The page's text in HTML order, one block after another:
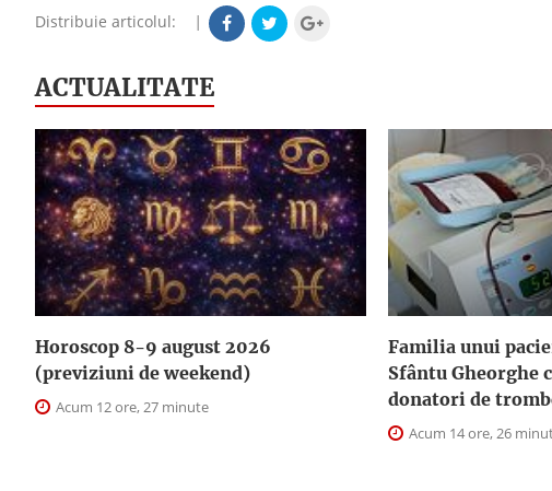
Distribuie articolul: |
ACTUALITATE
Horoscop 8-9 august 2026
(previziuni de weekend)
Acum 12 ore, 27 minute
Familia unui
Sfântu Gheorghe
donatori de
Acum 14 ore, 26